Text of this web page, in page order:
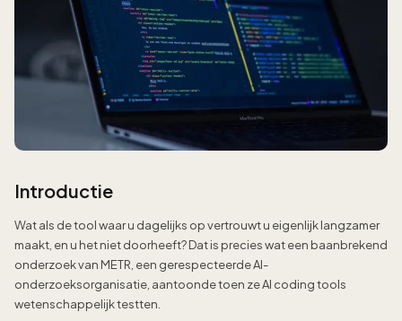
Introductie
Wat als de tool waar u dagelijks op vertrouwt u eigenlijk langzamer
maakt, en u het niet doorheeft? Dat is precies wat een baanbrekend
onderzoek van METR, een gerespecteerde AI-
onderzoeksorganisatie, aantoonde toen ze AI coding tools
wetenschappelijk testten.